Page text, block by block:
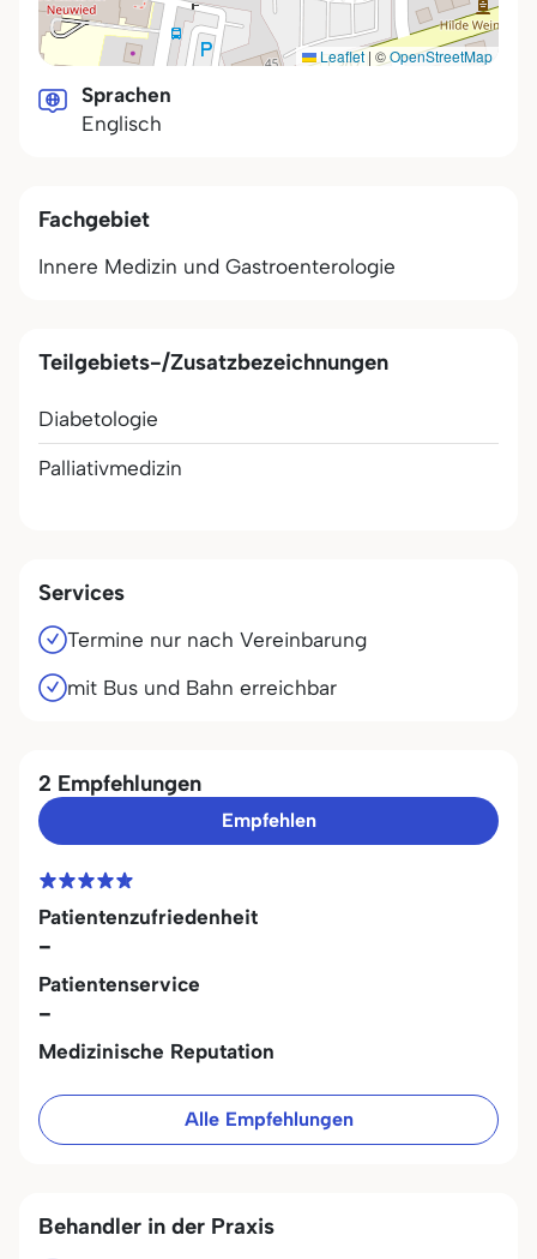
Leaflet | ©OpenStreetMap
Sprachen
Englisch
Fachgebiet
Innere Medizin und Gastroenterologie
Teilgebiets-/Zusatzbezeichnungen
Diabetologie
Palliativmedizin
Services
Termine nur nach Vereinbarung
mit Bus und Bahn erreichbar
2 Empfehlungen
Empfehlen
Patientenzufriedenheit
-
Patientenservice
-
Medizinische Reputation
Alle Empfehlungen
Behandler in der Praxis